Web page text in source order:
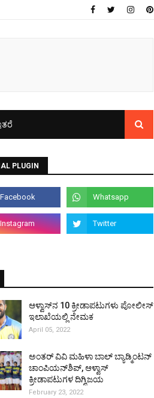
PLUGIN
ಆಳ್ವಾಸ್‌ನ 10 ಕ್ರೀಡಾಪಟುಗಳು ಪೋಲೀಸ್
ಇಲಾಖೆಯಲ್ಲಿ ನೇಮಕ
April 05, 2022
ಅಂತರ್ ವಿವಿ ಮಹಿಳಾ ಬಾಲ್ ಬ್ಯಾಡ್ಮಿಂಟನ್
ಚಾಂಪಿಯನ್‌ಶಿಪ್, ಆಳ್ವಾಸ್
ಕ್ರೀಡಾಪಟುಗಳ ದಿಗ್ವಿಜಯ
February 23, 2022